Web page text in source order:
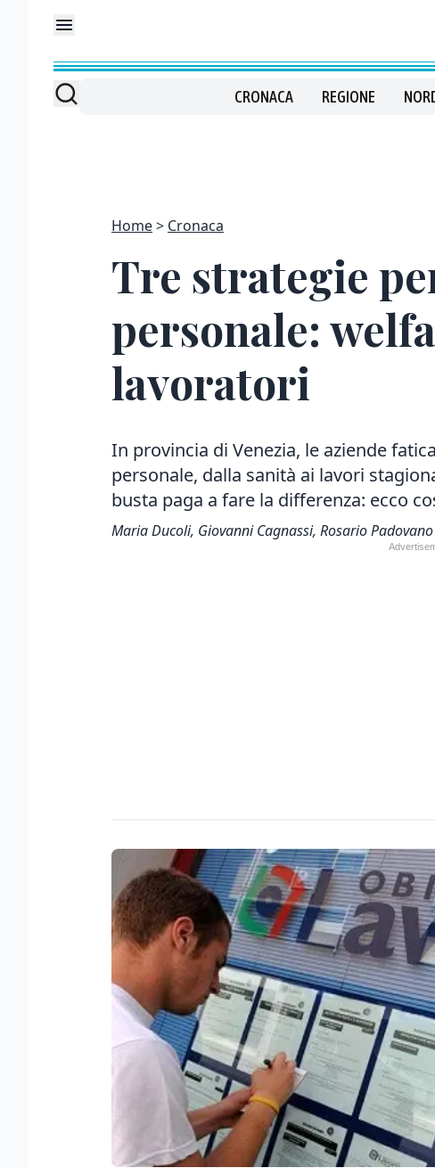
CRONACA REGIONE
Home Cronaca
Tre strategie
personale:
lavoratori
In provincia di Venezia, le aziende
personale, dalla sanità ai lavori
busta paga a fare la differenza: ecco
Maria Ducoli, Giovanni Cagnassi, Rosario Padovano